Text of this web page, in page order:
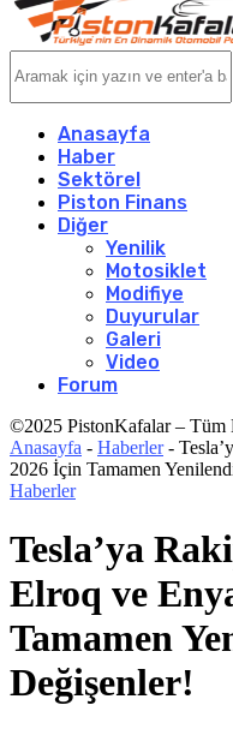
Anasayfa
Haber
Sektörel
Piston Finans
Diğer
Yenilik
Motosiklet
Modifiye
Duyurular
Galeri
Video
Forum
©2025 PistonKafalar – Tüm
Anasayfa - Haberler-
2026 İçin Tamamen
Haberler
Tesla’ya
Elroq ve
Tamamen
Değişenler!